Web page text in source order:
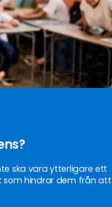
ska vara ytterligare ett
som hindrar dem från att